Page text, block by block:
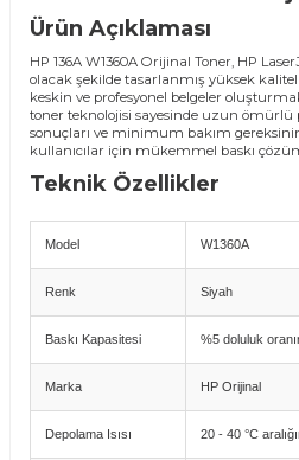
Ürün Açıklaması
HP 136A W1360A Orijinal Toner, HP
olacak şekilde tasarlanmış yüksek
keskin ve profesyonel belgeler
toner teknolojisi sayesinde uzun ömürlü
sonuçları ve minimum bakım
kullanıcılar için mükemmel baskı
Teknik Özellikler
Model W1360A
Renk Siyah
Baskı Kapasitesi %5 doluluk
Marka HP Orijinal
Depolama Isısı 20 - 40 °C